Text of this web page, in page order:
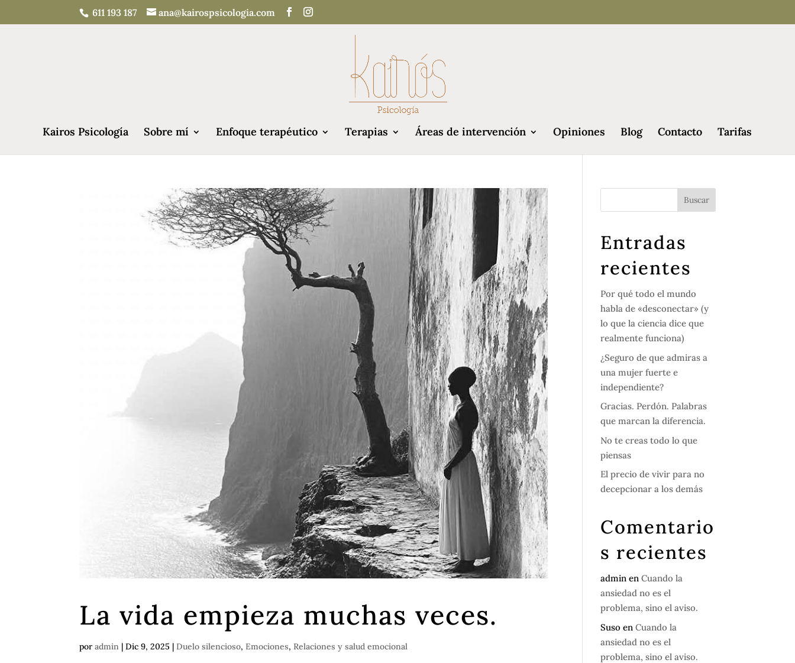
611 193 187 ana@kairospsicologia.com
Kairos Psicología Sobre mí Enfoque terapéutico Terapias Áreas de intervención Opiniones Blog Contacto Tarifas
La vida empieza muchas veces.
poradmin |Dic 9, 2025 |Duelo silencioso,Emociones,Relaciones y salud emocional
Entradas
recientes
Por qué todo el mundo
habla de «desconectar» (y
lo que la ciencia dice que
realmente funciona)
¿Seguro de que admiras a
una mujer fuerte e
independiente?
Gracias. Perdón. Palabras
que marcan la diferencia.
No te creas todo lo que
piensas
El precio de vivir para no
decepcionar a los demás
Comentario
s recientes
admin enCuando la
ansiedad no es el
problema, sino el aviso.
Suso enCuando la
ansiedad no es el
problema, sino el aviso.